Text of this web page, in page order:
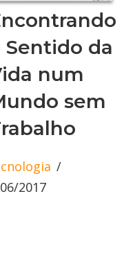
Sentido da
num
sem
2017